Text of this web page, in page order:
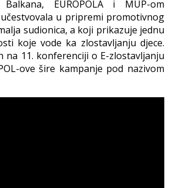
EUROPOLA i MUP-om
u pripremi promotivnog
sudionica, a koji prikazuje jednu
koje vode ka zlostavljanju djece.
na 11. konferenciji o E-zlostavljanju
ove šire kampanje pod nazivom